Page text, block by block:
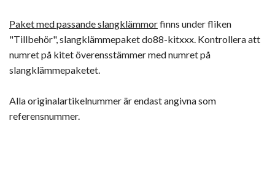
Paket med passande slangklämmorfinns under fliken
"Tillbehör", slangklämmepaket do88-kitxxx. Kontrollera att
numret på kitet överensstämmer med numret på
slangklämmepaketet.
Alla originalartikelnummer är endast angivna som
referensnummer.